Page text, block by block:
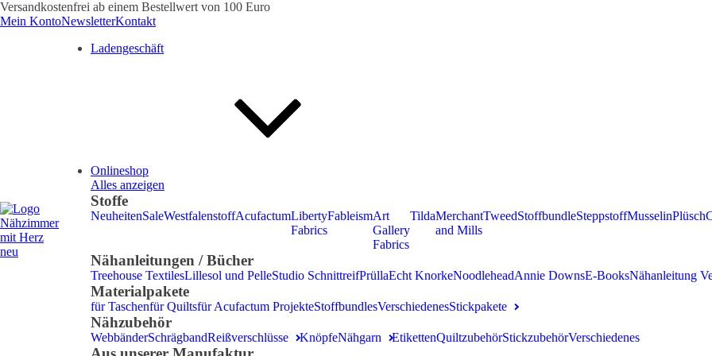
Versandkostenfrei ab einem Bestellwert von 100 Euro
Mein KontoNewsletterKontakt
Ladengeschäft
Onlineshop
Alles anzeigen
Stoffe
NeuheitenSaleWestfalenstoffAcufactumLiberty
Fabrics
FableismArt
Gallery
Fabrics
TildaMerchant
and Mills
TweedStoffbundleSteppstoffMusselinPlüsch
Nähanleitungen / Bücher
Treehouse TextilesLillesol und PelleStudio SchnittreifPrüllaEcht KnorkeNoodleheadAnnie DownsE-BooksNähanleitung
Materialpakete
für Taschenfür Quiltsfür Acufactum ProjekteStoffbundlesVerschiedenesStickpakete
Nähzubehör
WebbänderSchrägbandReißverschlüsse KnöpfeNähgarn EtikettenQuiltzubehörStickzubehörVerschiedenes